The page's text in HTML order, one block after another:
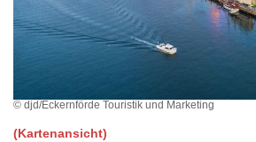
© djd/Eckernförde Touristik und Marketing
(Kartenansicht)